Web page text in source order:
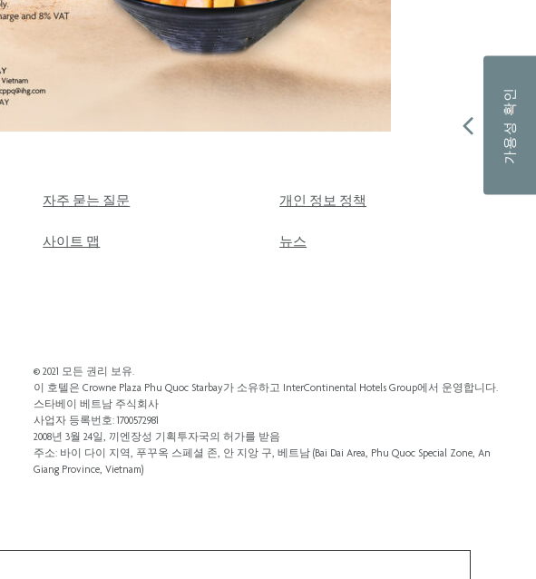
자주 묻는 질문 개인 정보 정책
사이트 맵 뉴스
© 2021 모든 권리 보유.
이 호텔은 Crowne Plaza Phu Quoc Starbay가 소유하고 InterContinental Hotels Group에서 운영합니다.
스타베이 베트남 주식회사
사업자 등록번호: 1700572981
2008년 3월 24일, 끼엔장성 기획투자국의 허가를 받음
주소: 바이 다이 지역, 푸꾸옥 스페셜 존, 안 지앙 구, 베트남 (Bai Dai Area, Phu Quoc Special Zone, An
Giang Province, Vietnam)
가용성 확인